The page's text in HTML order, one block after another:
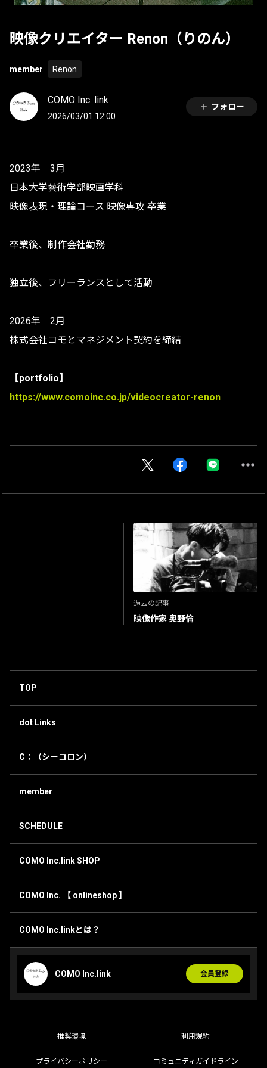
映像クリエイター Renon（りのん）
member Renon
COMO Inc. link
2026/03/01 12:00
フォロー
2023年 3月
日本大学藝術学部映画学科
映像表現・理論コース 映像専攻 卒業
​卒業後、制作会社勤務
​独立後、フリーランスとして活動
2026年 2月
株式会社コモとマネジメント契約を締結
【portfolio】
https://www.comoinc.co.jp/videocreator-renon
過去の記事
映像作家 奥野倫
TOP
dot Links
C：（シーコロン）
member
SCHEDULE
COMO Inc.link SHOP
COMO Inc. 【 onlineshop 】
COMO Inc.linkとは？
COMO Inc.link 会員登録
推奨環境 利用規約
プライバシーポリシー コミュニティガイドライン